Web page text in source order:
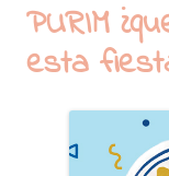
PURIM
esta